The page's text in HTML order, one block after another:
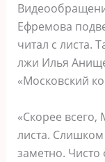
Ефремова
читал с листа.
лжи Илья
«Московский
«Скорее
листа. Слишком
заметно. Чисто